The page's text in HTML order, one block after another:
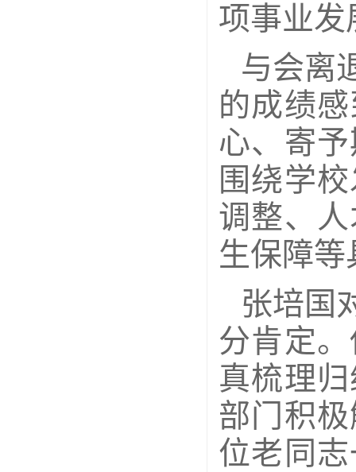
项事业发
与会离
的成绩
心、寄
围绕学
调整、
生保障
张培国
分肯定
真梳理
部门积
位老同